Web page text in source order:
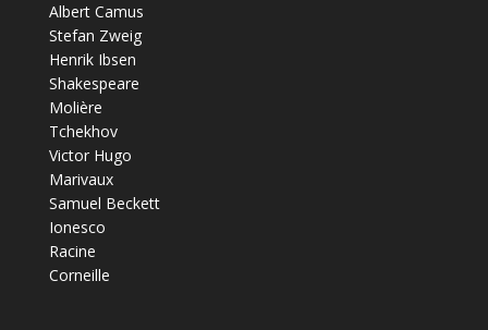
Albert Camus
Stefan Zweig
Henrik Ibsen
Shakespeare
Molière
Tchekhov
Victor Hugo
Marivaux
Samuel Beckett
Ionesco
Racine
Corneille